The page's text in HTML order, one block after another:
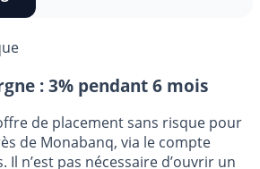
: 3% pendant 6 mois
de placement sans risque pour